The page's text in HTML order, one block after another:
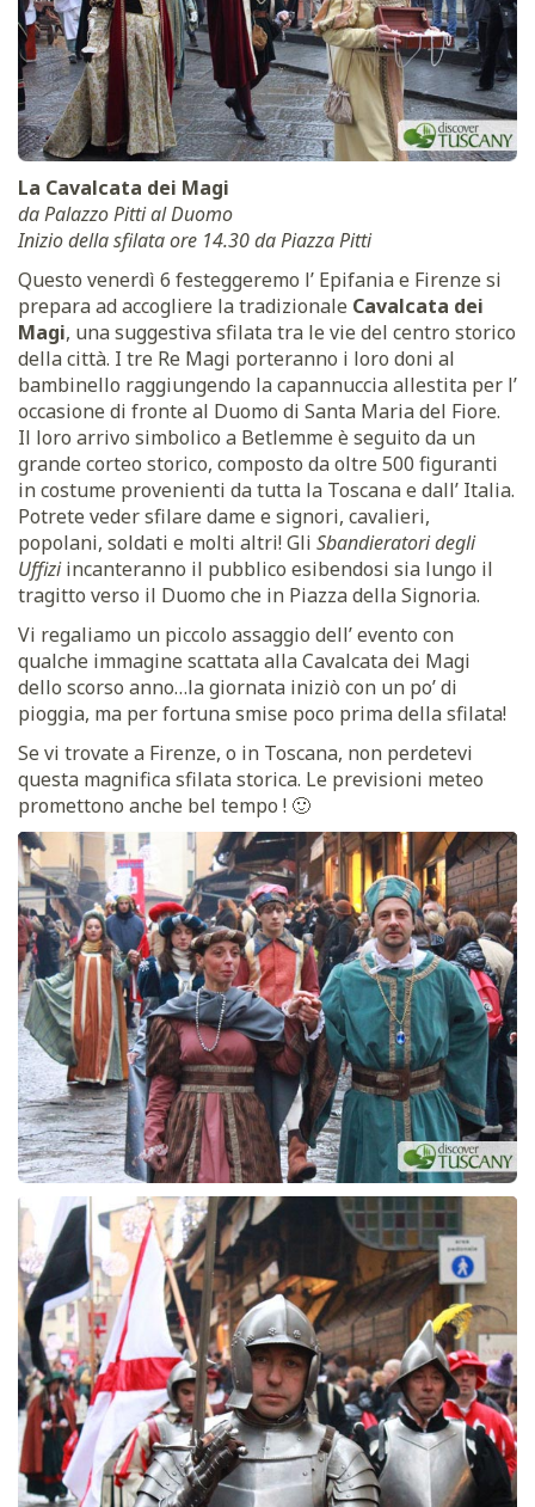
La Cavalcata dei Magi
da Palazzo Pitti al Duomo
Inizio della sfilata ore 14.30 da Piazza Pitti
Questo venerdì 6 festeggeremo l’ Epifania e Firenze si
prepara ad accogliere la tradizionale Cavalcata dei
Magi, una suggestiva sfilata tra le vie del centro storico
della città. I tre Re Magi porteranno i loro doni al
bambinello raggiungendo la capannuccia allestita per l’
occasione di fronte al Duomo di Santa Maria del Fiore.
Il loro arrivo simbolico a Betlemme è seguito da un
grande corteo storico, composto da oltre 500 figuranti
in costume provenienti da tutta la Toscana e dall’ Italia.
Potrete veder sfilare dame e signori, cavalieri,
popolani, soldati e molti altri! Gli Sbandieratori degli
Uffiziincanteranno il pubblico esibendosi sia lungo il
tragitto verso il Duomo che in Piazza della Signoria.
Vi regaliamo un piccolo assaggio dell’ evento con
qualche immagine scattata alla Cavalcata dei Magi
dello scorso anno…la giornata iniziò con un po’ di
pioggia, ma per fortuna smise poco prima della sfilata!
Se vi trovate a Firenze, o in Toscana, non perdetevi
questa magnifica sfilata storica. Le previsioni meteo
promettono anche bel tempo ! 🙂